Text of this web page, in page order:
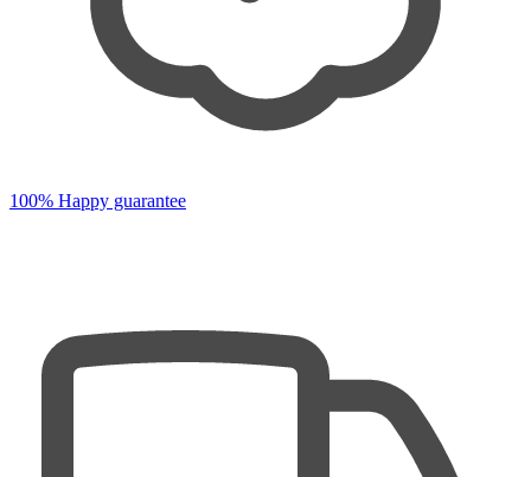
100% Happy guarantee